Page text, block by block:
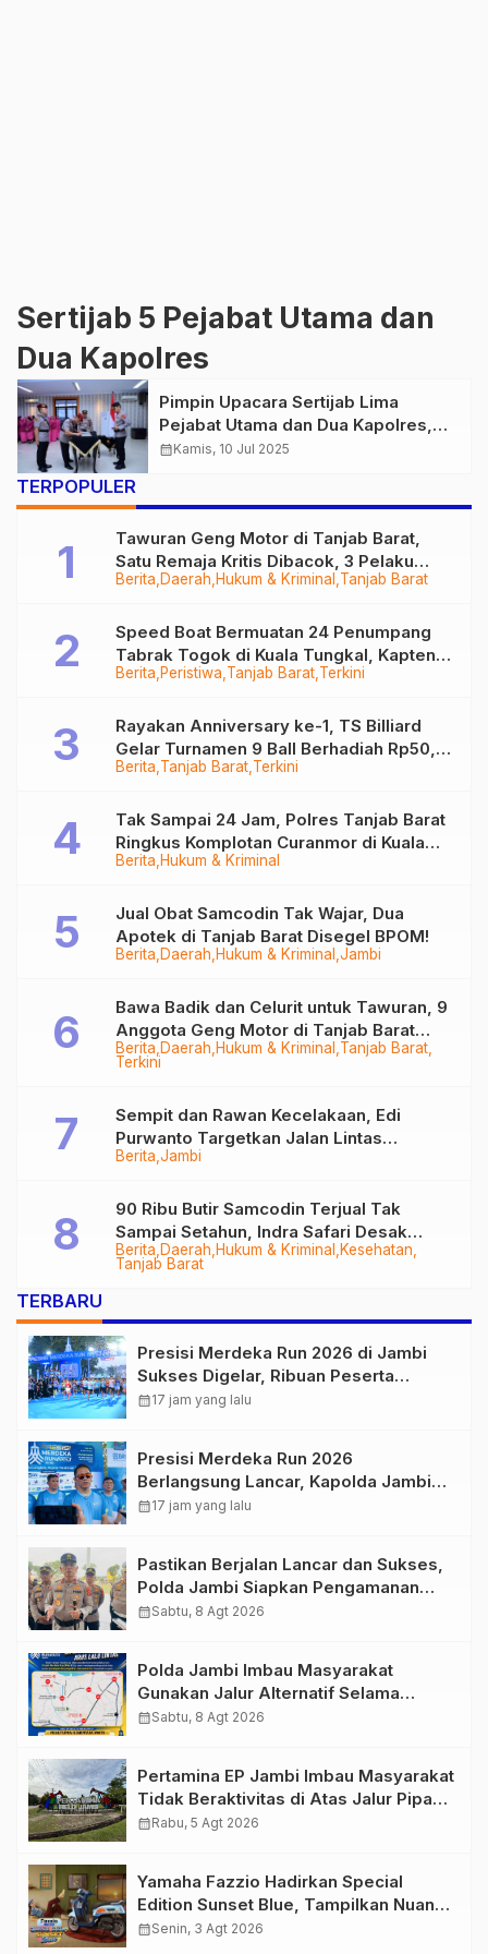
Sertijab 5 Pejabat Utama dan
Dua Kapolres
Pimpin Upacara Sertijab Lima
Pejabat Utama dan Dua Kapolres,
Kapolda Jambi: Gunakan Otoritas
calendar_monthKamis, 10 Jul 2025
TERPOPULER
Berita Daerah Hukum & Kriminal Tanjab Barat
Tawuran Geng Motor di Tanjab Barat,
Satu Remaja Kritis Dibacok, 3 Pelaku
Ditangkap
Berita Peristiwa Tanjab Barat Terkini
Speed Boat Bermuatan 24 Penumpang
Tabrak Togok di Kuala Tungkal, Kapten
Sempat Hilang
Berita Tanjab Barat Terkini
Rayakan Anniversary ke-1, TS Billiard
Gelar Turnamen 9 Ball Berhadiah Rp50,8
Juta
Berita Hukum & Kriminal
Tak Sampai 24 Jam, Polres Tanjab Barat
Ringkus Komplotan Curanmor di Kuala
Tungkal
Berita Daerah Hukum & Kriminal Jambi
Jual Obat Samcodin Tak Wajar, Dua
Apotek di Tanjab Barat Disegel BPOM!
Berita Daerah Hukum & Kriminal Tanjab Barat
Terkini
Bawa Badik dan Celurit untuk Tawuran, 9
Anggota Geng Motor di Tanjab Barat
Diringkus
Berita Jambi
Sempit dan Rawan Kecelakaan, Edi
Purwanto Targetkan Jalan Lintas
Tungkal-Jambi Mulus di 2028
Berita Daerah Hukum & Kriminal
Kesehatan
Tanjab Barat
90 Ribu Butir Samcodin Terjual Tak
Sampai Setahun, Indra Safari Desak
Audit Menyeluruh
TERBARU
Presisi Merdeka Run 2026 di Jambi
Sukses Digelar, Ribuan Peserta
Ramaikan Event Nasional
calendar_month17 jam yang lalu
Presisi Merdeka Run 2026
Berlangsung Lancar, Kapolda Jambi
Ucapkan Terimakasih dan Apresiasi
calendar_month17 jam yang lalu
Pastikan Berjalan Lancar dan Sukses,
Polda Jambi Siapkan Pengamanan
Berlapis untuk 8.750 Pelari, 1.848
calendar_monthSabtu, 8 Agt 2026
Polda Jambi Imbau Masyarakat
Gunakan Jalur Alternatif Selama
Pelaksanaan Presisi Merdeka Run
calendar_monthSabtu, 8 Agt 2026
Pertamina EP Jambi Imbau Masyarakat
Tidak Beraktivitas di Atas Jalur Pipa
Migas Demi Keselamatan Bersama
calendar_monthRabu, 5 Agt 2026
Yamaha Fazzio Hadirkan Special
Edition Sunset Blue, Tampilkan Nuansa
Retro Summer yang Semakin Skena
calendar_monthSenin, 3 Agt 2026